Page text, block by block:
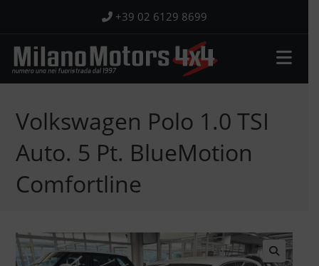
contenuto
+39 02 6129 8699
Volkswagen Polo 1.0 TSI
Auto. 5 Pt. BlueMotion
Comfortline